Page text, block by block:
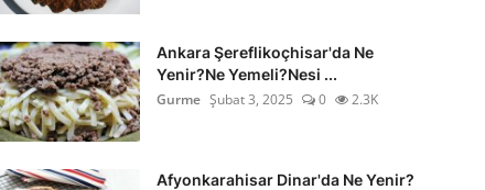
Ankara Şereflikoçhisar'da Ne
Yenir?Ne Yemeli?Nesi ...
Gurme Şubat 3, 2025 0 2.3K
Afyonkarahisar Dinar'da Ne Yenir?